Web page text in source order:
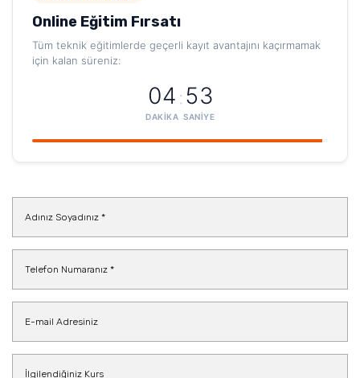
Online Eğitim Fırsatı
Tüm teknik eğitimlerde geçerli kayıt avantajını kaçırmamak
için kalan süreniz:
04
DAKIKA
: 53
SANIYE